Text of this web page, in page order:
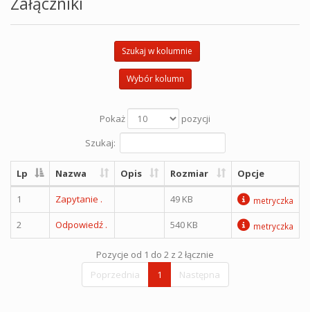
Szukaj w kolumnie
Wybór kolumn
Pokaż
pozycji
Szukaj:
Lp Nazwa Opis Rozmiar Opcje
1 Zapytanie . 49 KB metryczka
2 Odpowiedź . 540 KB metryczka
Pozycje od 1 do 2 z 2 łącznie
Poprzednia
1 Następna